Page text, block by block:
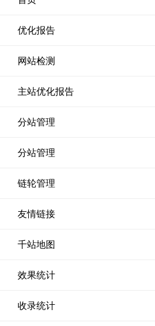
优化报告
网站检测
主站优化报告
分站管理
分站管理
链轮管理
友情链接
千站地图
效果统计
收录统计